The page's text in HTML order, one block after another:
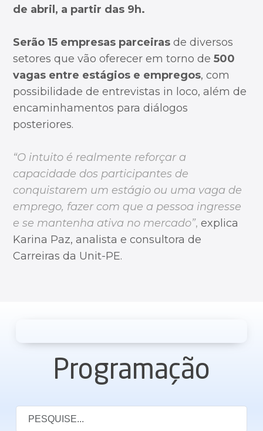
de abril, a partir das 9h.
Serão 15 empresas parceiras de diversos
setores que vão oferecer em torno de 500
vagas entre estágios e empregos, com
possibilidade de entrevistas in loco, além de
encaminhamentos para diálogos
posteriores.
“O intuito é realmente reforçar a
capacidade dos participantes de
conquistarem um estágio ou uma vaga de
emprego, fazer com que a pessoa ingresse
e se mantenha ativa no mercado”, explica
Karina Paz, analista e consultora de
Carreiras da Unit-PE.
Programação